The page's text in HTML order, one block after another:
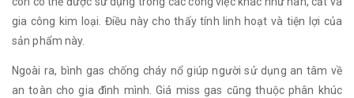
gia công kim loại. Điều này cho thấy tính linh hoạt và tiện lợi của
sản phẩm này.
Ngoài ra, bình gas chống cháy nổ giúp người sử dụng an tâm về
an toàn cho gia đình mình. Giá miss gas cũng thuộc phân khúc